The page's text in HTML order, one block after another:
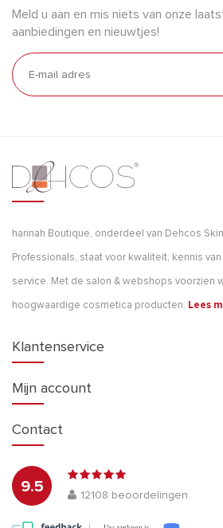
Meld u aan en mis niets van onze
aanbiedingen en nieuwtjes!
hannah Boutique, onderdeel van Dehcos
Professionals, staat voor kwaliteit, kennis
service. Met de salon & webshops voorzien
hoogwaardige cosmetica producten. Lees
Klantenservice
Mijn account
Contact
9.5
12108 beoordelingen